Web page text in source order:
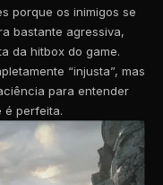
porque os inimigos se
bastante agressiva,
da hitbox do game.
“injusta”, mas
para entender
é perfeita.